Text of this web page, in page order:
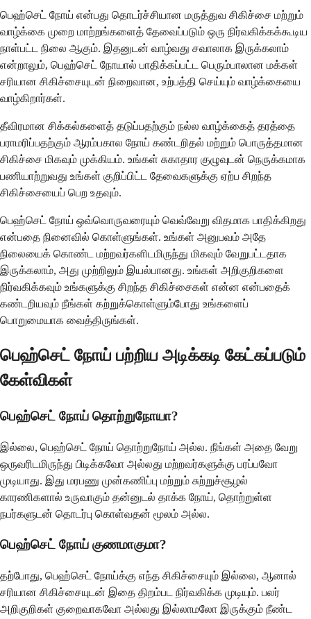
பெஹ்செட் நோய் என்பது தொடர்ச்சியான மருத்துவ சிகிச்சை மற்றும்
வாழ்க்கை முறை மாற்றங்களைத் தேவைப்படும் ஒரு நிர்வகிக்கக்கூடிய
நாள்பட்ட நிலை ஆகும். இதனுடன் வாழ்வது சவாலாக இருக்கலாம்
என்றாலும், பெஹ்செட் நோயால் பாதிக்கப்பட்ட பெரும்பாலான மக்கள்
சரியான சிகிச்சையுடன் நிறைவான, உற்பத்தி செய்யும் வாழ்க்கையை
வாழ்கிறார்கள்.
தீவிரமான சிக்கல்களைத் தடுப்பதற்கும் நல்ல வாழ்க்கைத் தரத்தை
பராமரிப்பதற்கும் ஆரம்பகால நோய் கண்டறிதல் மற்றும் பொருத்தமான
சிகிச்சை மிகவும் முக்கியம். உங்கள் சுகாதார குழுவுடன் நெருக்கமாக
பணியாற்றுவது உங்கள் குறிப்பிட்ட தேவைகளுக்கு ஏற்ப சிறந்த
சிகிச்சையைப் பெற உதவும்.
பெஹ்செட் நோய் ஒவ்வொருவரையும் வெவ்வேறு விதமாக பாதிக்கிறது
என்பதை நினைவில் கொள்ளுங்கள். உங்கள் அனுபவம் அதே
நிலையைக் கொண்ட மற்றவர்களிடமிருந்து மிகவும் வேறுபட்டதாக
இருக்கலாம், அது முற்றிலும் இயல்பானது. உங்கள் அறிகுறிகளை
நிர்வகிக்கவும் உங்களுக்கு சிறந்த சிகிச்சைகள் என்ன என்பதைக்
கண்டறியவும் நீங்கள் கற்றுக்கொள்ளும்போது உங்களைப்
பொறுமையாக வைத்திருங்கள்.
பெஹ்செட் நோய் பற்றிய அடிக்கடி கேட்கப்படும்
கேள்விகள்
பெஹ்செட் நோய் தொற்றுநோயா?
இல்லை, பெஹ்செட் நோய் தொற்றுநோய் அல்ல. நீங்கள் அதை வேறு
ஒருவரிடமிருந்து பிடிக்கவோ அல்லது மற்றவர்களுக்கு பரப்பவோ
முடியாது. இது மரபணு முன்கணிப்பு மற்றும் சுற்றுச்சூழல்
காரணிகளால் உருவாகும் தன்னுடல் தாக்க நோய், தொற்றுள்ள
நபர்களுடன் தொடர்பு கொள்வதன் மூலம் அல்ல.
பெஹ்செட் நோய் குணமாகுமா?
தற்போது, பெஹ்செட் நோய்க்கு எந்த சிகிச்சையும் இல்லை, ஆனால்
சரியான சிகிச்சையுடன் இதை திறம்பட நிர்வகிக்க முடியும். பலர்
அறிகுறிகள் குறைவாகவோ அல்லது இல்லாமலோ இருக்கும் நீண்ட